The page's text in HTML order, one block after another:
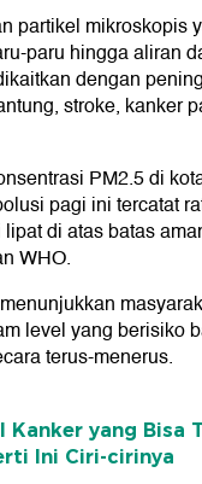
partikel mikroskopis
paru hingga aliran
dengan
stroke, kanker
PM2.5 di
pagi ini tercatat
di atas batas
WHO.
level yang berisiko
terus-menerus.
Kanker yang Bisa
Ini Ciri-cirinya